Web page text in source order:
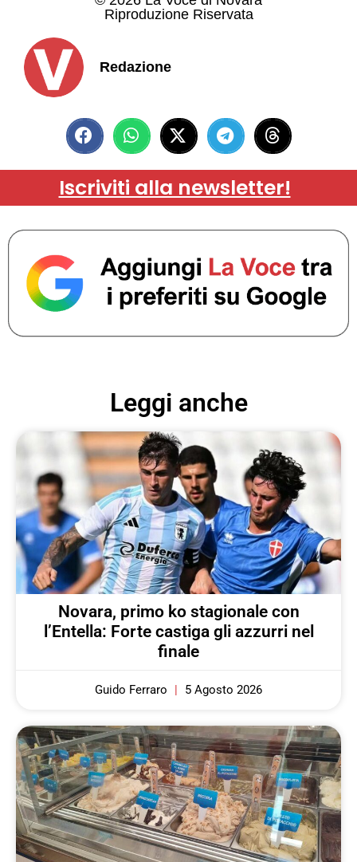
Riproduzione Riservata
Redazione
Iscriviti alla newsletter!
Leggi anche
Novara, primo ko stagionale con
l’Entella: Forte castiga gli azzurri nel
finale
Guido Ferraro 5 Agosto 2026